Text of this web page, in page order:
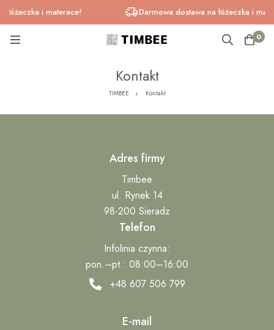
i materace! Darmowa dostawa na łóżeczka i
0
Kontakt
TIMBEE Kontakt
Adres firmy
Timbee
ul. Rynek 14
98-200 Sieradz
Telefon
Infolinia czynna:
pon.–pt.: 08:00–16:00
+48 607 506 799
E-mail